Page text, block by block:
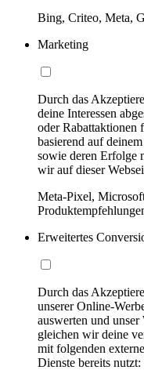
Bing, Criteo, Meta,
Marketing
Durch das
deine Interessen
oder Rabattaktionen
basierend auf
sowie deren Erfolge
wir auf dieser
Meta-Pixel,
Erweitertes
Durch das
unserer Online-
auswerten und
gleichen wir deine
mit folgenden
Dienste bereits nutzt: